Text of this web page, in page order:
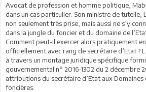
Avocat de profession et homme politique,
dans un cas particulier. Son ministre de tutelle,
non seulement très prise, mais aussi ne s’y
dans la jungle du foncier et du domaine de
Comment peut-il exercer alors pratiquement
officiellement avec rang de secrétaire d’Etat ?
à travers un montage juridique spécifique
gouvernemental n° 2016-1302 du 2 décembre
attributions du secrétaire d’Etat aux
foncières.